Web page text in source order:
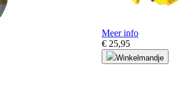
Meer info
€ 25,95
Winkelmandje